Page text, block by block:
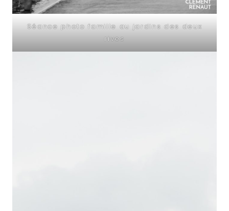
Séance photo famille au jardins des deux
rives